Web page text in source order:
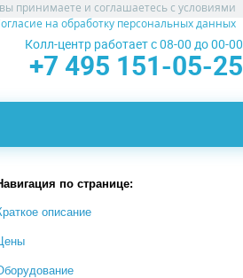
принимаете и соглашаетесь с условиями
на обработку персональных данных
Колл-центр работает с 08-00 до 00-00
+7 495 151-05-25
по странице:
описание